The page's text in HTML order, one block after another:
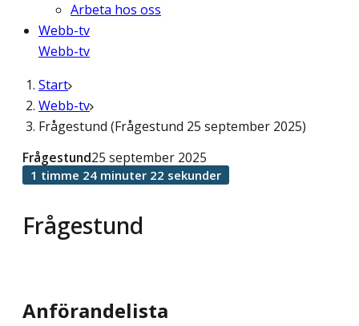
Arbeta hos oss
Webb-tv
Webb-tv
Start
Webb-tv
Frågestund (Frågestund 25 september 2025)
Frågestund
Frågestund25 september 2025
1 timme 24 minuter 22 sekunder
Anförandelista